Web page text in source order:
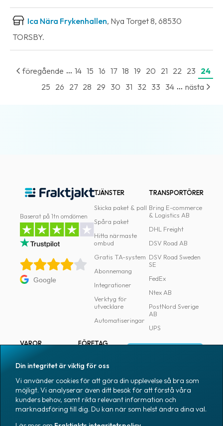
Ica Nära Frykenhallen, Nya Torget 8, 68530
TORSBY.
föregående ... 14 15 16 17 18 19 20 21 22 23 24
25 26 27 28 29 30 31 32 33 34 ... nästa
Baserat på 1tn omdömen
Google
TJÄNSTER
Skicka paket & pall
Spåra paket
Hitta närmaste
ombud
Gratis TA-system
Abonnemang
Integrationer
Verktyg för
utvecklare
Automatiseringar
TRANSPORTÖRER
Bring E-commerce
& Logistics AB
DHL Freight
DSV Road AB
DSV Road Sweden
SE
FedEx
Ntex AB
PostNord Sverige
AB
UPS
VAROR
Märkning
Emballage
Emballagetillbehör
Kontorsvaror
FÖRETAG
Pressrum
Medarbetare
Jobb & karriär
Nyhetsarkiv
Skapa konto
Din integritet är viktig för oss
Vi använder cookies för att göra din upplevelse så bra som
möjligt. Vi analyserar även ditt besök för att förstå våra
kunders behov, samt rikta relevant information och
marknadsföring till dig. Du kan när som helst ändra dina val.